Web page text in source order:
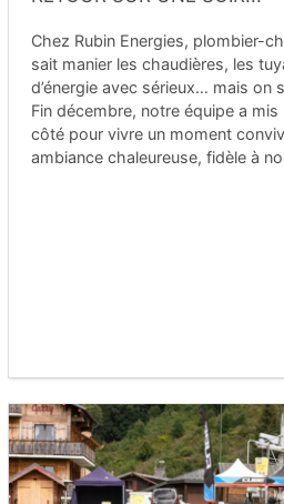
Chez Rubin Energies, plombier-
sait manier les chaudières, les
d’énergie avec sérieux… mais on
Fin décembre, notre équipe a
côté pour vivre un moment
ambiance chaleureuse, fidèle à